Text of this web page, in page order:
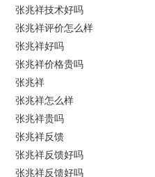
张兆祥技术好吗
张兆祥评价怎么样
张兆祥好吗
张兆祥价格贵吗
张兆祥
张兆祥怎么样
张兆祥贵吗
张兆祥反馈
张兆祥反馈好吗
张兆祥反馈好吗